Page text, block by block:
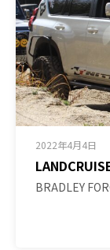
2022年4月4日
BRADLEY